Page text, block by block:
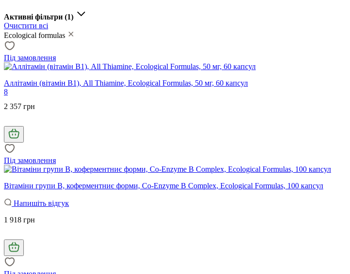
Активні фільтри (1)
Очистити всі
Ecological formulas
Під замовлення
Аллітамін (вітамін В1), All Thiamine, Ecological Formulas, 50 мг, 60 капсул
8
2 357 грн
Під замовлення
Вітаміни групи В, коферментниє форми, Co-Enzyme B Complex, Ecological Formulas, 100 капсул
Напишіть відгук
1 918 грн